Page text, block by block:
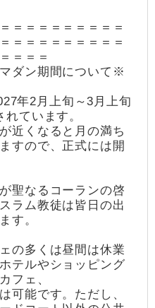
＝＝＝＝＝＝＝＝＝
＝＝＝＝＝＝＝＝＝
＝＝＝
ダン期間について※
年2月上旬～3月上旬
ています。
近くなると月の満ち
すので、正式には開
聖なるコーランの啓
ラム教徒は皆日の出
す。
の多くは昼間は休業
テルやショッピング
フェ、
可能です。ただし、